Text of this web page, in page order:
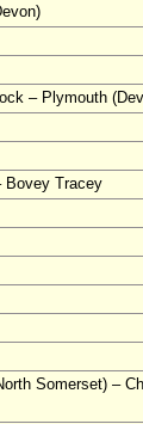
– Plymouth
Bovey Tracey
Somerset) –